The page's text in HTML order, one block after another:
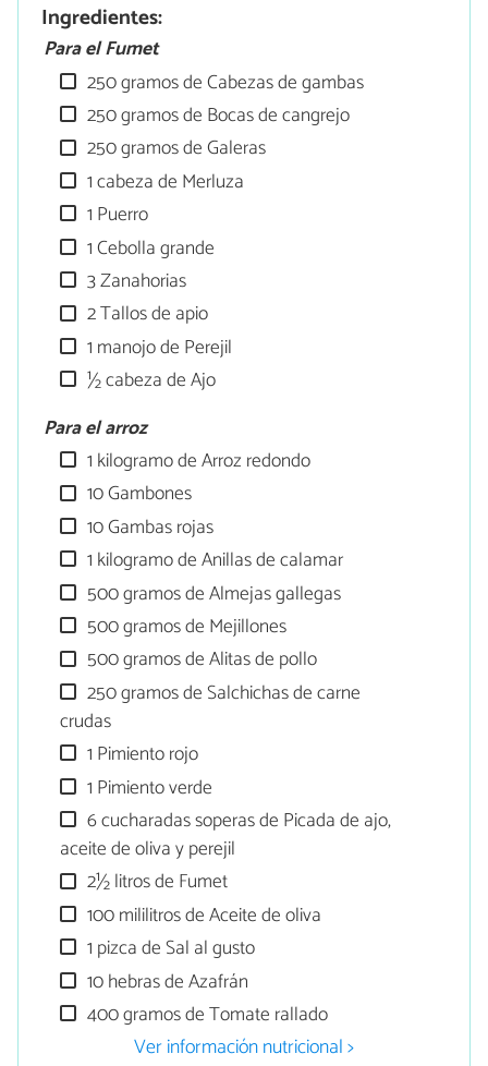
Ingredientes:
Para el Fumet
250 gramos de Cabezas de gambas
250 gramos de Bocas de cangrejo
250 gramos de Galeras
1 cabeza de Merluza
1 Puerro
1 Cebolla grande
3 Zanahorias
2 Tallos de apio
1 manojo de Perejil
½ cabeza de Ajo
Para el arroz
1 kilogramo de Arroz redondo
10 Gambones
10 Gambas rojas
1 kilogramo de Anillas de calamar
500 gramos de Almejas gallegas
500 gramos de Mejillones
500 gramos de Alitas de pollo
250 gramos de Salchichas de carne
crudas
1 Pimiento rojo
1 Pimiento verde
6 cucharadas soperas de Picada de ajo,
aceite de oliva y perejil
2½ litros de Fumet
100 mililitros de Aceite de oliva
1 pizca de Sal al gusto
10 hebras de Azafrán
400 gramos de Tomate rallado
Ver información nutricional >